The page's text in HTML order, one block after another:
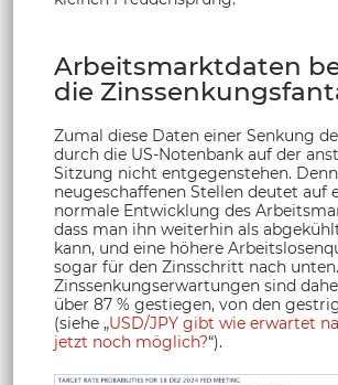
Arbeitsmarktdaten
die
Zumal diese Daten einer Senkung
durch die US-Notenbank auf der
Sitzung nicht entgegenstehen.
neugeschaffenen Stellen deutet auf
normale Entwicklung des
dass man ihn weiterhin als
kann, und eine höhere
sogar für den Zinsschritt nach
Zinssenkungserwartungen sind
über 87 % gestiegen, von den
(siehe „USD/JPY gibt wie erwartet
jetzt noch möglich?“).